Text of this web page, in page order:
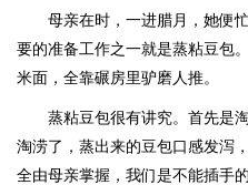
母亲在时，一进腊月，她便
要的准备工作之一就是蒸粘豆包
米面，全靠碾房里驴磨人推。
蒸粘豆包很有讲究。首先是
淘涝了，蒸出来的豆包口感发泻
全由母亲掌握，我们是不能插手